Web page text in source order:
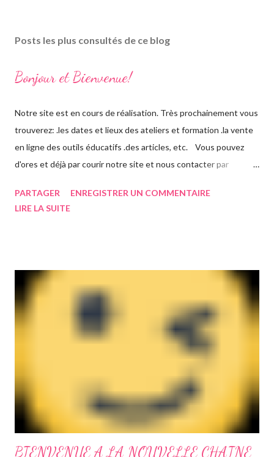
Posts les plus consultés de ce blog
Bonjour et Bienvenue!
Notre site est en cours de réalisation. Très prochainement vous
trouverez: .les dates et lieux des ateliers et formation .la vente
en ligne des outils éducatifs .des articles, etc. Vous pouvez
d'ores et déjà par courir notre site et nous contacter par
aurelie.enjalbert@yahoo.fr) pour toute question et demande
PARTAGER
ENREGISTRER UN COMMENTAIRE
LIRE LA SUITE
BIENVENUE A LA NOUVELLE CHAINE